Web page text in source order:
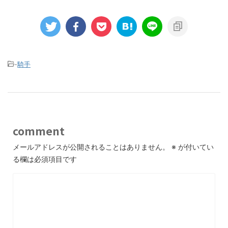
-騎手
comment
メールアドレスが公開されることはありません。 ※ が付いてい
る欄は必須項目です